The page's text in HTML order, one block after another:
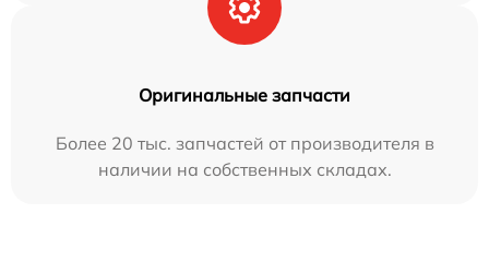
Оригинальные запчасти
Более 20 тыс. запчастей от производителя в
наличии на собственных складах.